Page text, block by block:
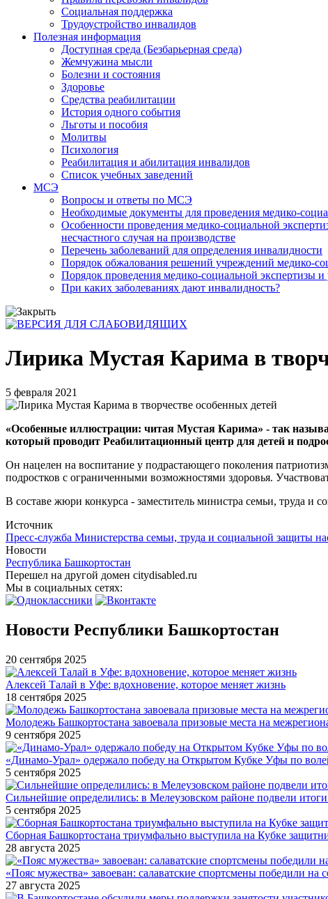
Социальная поддержка
Трудоустройство инвалидов
Полезная информация
Доступная среда (Безбарьерная среда)
Жемчужина мысли
Болезни и состояния
Здоровье
Средства реабилитации
История одного события
Льготы и пособия
Молитвы
Психология
Реабилитация и абилитация инвалидов
Список учебных заведений
МСЭ
Вопросы и ответы по МСЭ
Необходимые документы для проведения медико-
Особенности проведения медико-социальной
несчастного случая на производстве
Перечень заболеваний для определения инвалидности
Порядок обжалования решений учреждений медико-
Порядок проведения медико-социальной экспертизы
При каких заболеваниях дают инвалидность?
Лирика Мустая Карима в
5 февраля 2021
«Особенные иллюстрации: читая Мустая Карима» - так
который проводит Реабилитационный центр для детей и
Он нацелен на воспитание у подрастающего поколения
подростков с ограниченными возможностями здоровья.
В составе жюри конкурса - заместитель министра семьи, труда и
Источник
Пресс-служба Министерства семьи, труда и социальной защиты
Новости
Республика Башкортостан
Перешел на другой домен citydisabled.ru
Мы в социальных сетях:
Новости Республики Башкортостан
20 сентября 2025
Алексей Талай в Уфе: вдохновение, которое меняет жизнь
18 сентября 2025
Молодежь Башкортостана завоевала призовые места на
9 сентября 2025
«Динамо-Урал» одержало победу на Открытом Кубке Уфы по
5 сентября 2025
Сильнейшие определились: в Мелеузовском районе подвели
5 сентября 2025
Сборная Башкортостана триумфально выступила на Кубке
28 августа 2025
«Пояс мужества» завоеван: салаватские спортсмены победили на
27 августа 2025